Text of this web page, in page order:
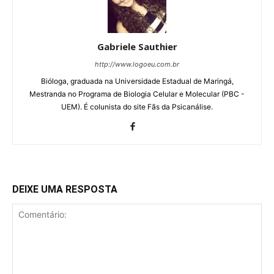
Gabriele Sauthier
http://www.logoeu.com.br
Bióloga, graduada na Universidade Estadual de Maringá,
Mestranda no Programa de Biologia Celular e Molecular (PBC -
UEM). É colunista do site Fãs da Psicanálise.
DEIXE UMA RESPOSTA